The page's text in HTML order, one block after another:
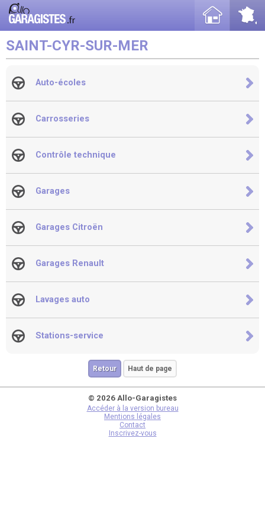
SAINT-CYR-SUR-MER
Auto-écoles
Carrosseries
Contrôle technique
Garages
Garages Citroën
Garages Renault
Lavages auto
Stations-service
Retour Haut de page
© 2026 Allo-Garagistes
Accéder à la version bureau
Mentions légales
Contact
Inscrivez-vous